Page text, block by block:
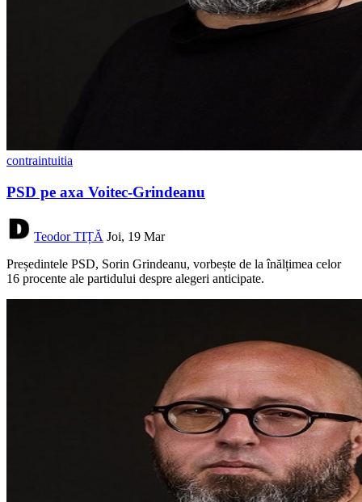
contraintuitia
PSD pe axa Voitec-Grindeanu
Teodor TIȚĂ Joi, 19 Mar
Președintele PSD, Sorin Grindeanu, vorbește de la înălțimea celor
16 procente ale partidului despre alegeri anticipate.